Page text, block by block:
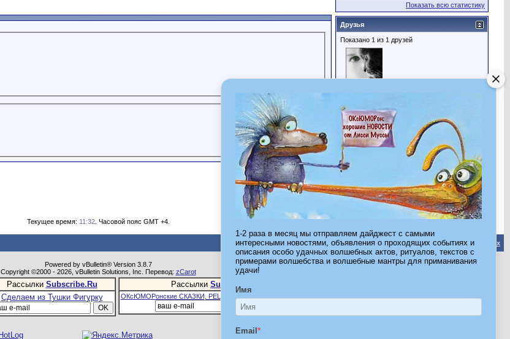
1-2 раза в месяц мы отправляем дайджест с самыми
интересными новостями, объявления о проходящих событиях и
описания особо удачных волшебных актов, ритуалов, текстов с
примерами волшебства и волшебные мантры для приманивания
удачи!
Имя
Email *
Показать всю статистику
Друзья
Показано 1 из 1 друзей
Все друзья
Последние посетители
Последние 10 посетителя(ей) этой страницы:
Electra77
Илларион Паззла
Черная Кошка Юлочка
шмушик
Эта страница была посещена38,369раз
Текущее время: 11:32. Часовой пояс GMT +4.
Обратная связь-Форум Волшебников-Архив- Вверх
Powered by vBulletin® Version 3.8.7
Copyright ©2000 - 2026, vBulletin Solutions, Inc. Перевод: zCarot
Рассылки Subscribe.Ru
Сделаем из Тушки Фигурку
Рассылки Subscribe.Ru
ОКсЮМОРонские СКАЗКИ, РЕЦЕПТЫ И ШТУЧКИ ДЛЯ ВСЕХ